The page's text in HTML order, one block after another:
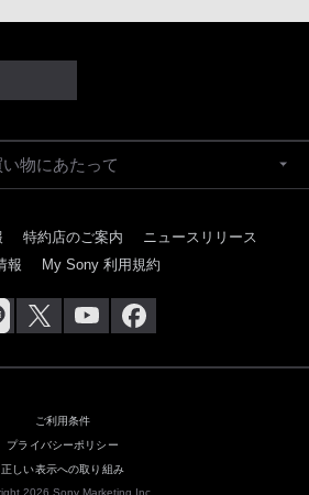
物にあたって
特約店のご案内
ニュースリリース
報
My Sony 利用規約
ご利用条件
プライバシーポリシー
正しい表示への取り組み
2026 Sony Marketing Inc.